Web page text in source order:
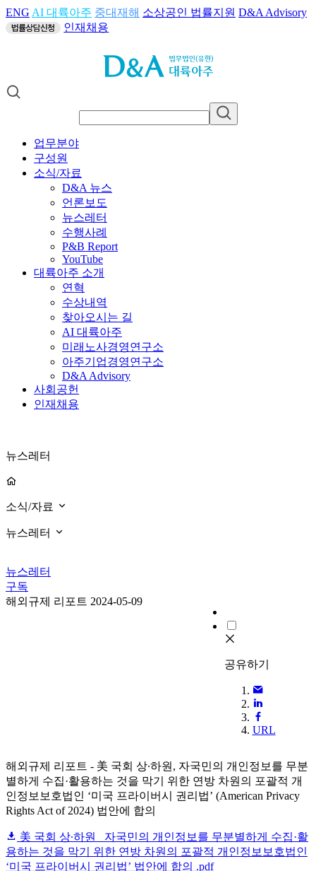
ENG AI 대륙아주 중대재해 소상공인 법률지원 D&A Advisory
인재채용
업무분야
구성원
소식/자료
D&A 뉴스
언론보도
뉴스레터
수행사례
P&B Report
YouTube
대륙아주 소개
연혁
수상내역
찾아오시는 길
AI 대륙아주
미래노사경영연구소
아주기업경영연구소
D&A Advisory
사회공헌
인재채용
뉴스레터
소식/자료
뉴스레터
뉴스레터
구독
해외규제 리포트 2024-05-09
공유하기
URL
해외규제 리포트 - 美 국회 상∙하원, 자국민의 개인정보를 무분
별하게 수집·활용하는 것을 막기 위한 연방 차원의 포괄적 개
인정보보호법인 ‘미국 프라이버시 권리법’ (American Privacy
Rights Act of 2024) 법안에 합의
美 국회 상∙하원_ 자국민의 개인정보를 무분별하게 수집·활
용하는 것을 막기 위한 연방 차원의 포괄적 개인정보보호법인
‘미국 프라이버시 권리법’ 법안에 합의 .pdf